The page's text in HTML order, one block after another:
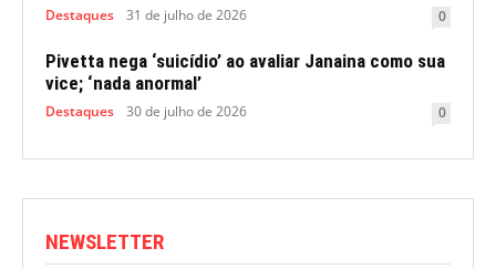
Destaques 31 de julho de 2026 0
Pivetta nega ‘suicídio’ ao avaliar Janaina como sua
vice; ‘nada anormal’
Destaques 30 de julho de 2026 0
NEWSLETTER